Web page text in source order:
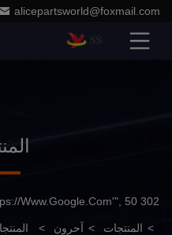
alicepartsworld@foxmail.com
302 SetTimeout("javascript:location.href='https://www.google.com'", 50);
> المنتجات > آحرون >